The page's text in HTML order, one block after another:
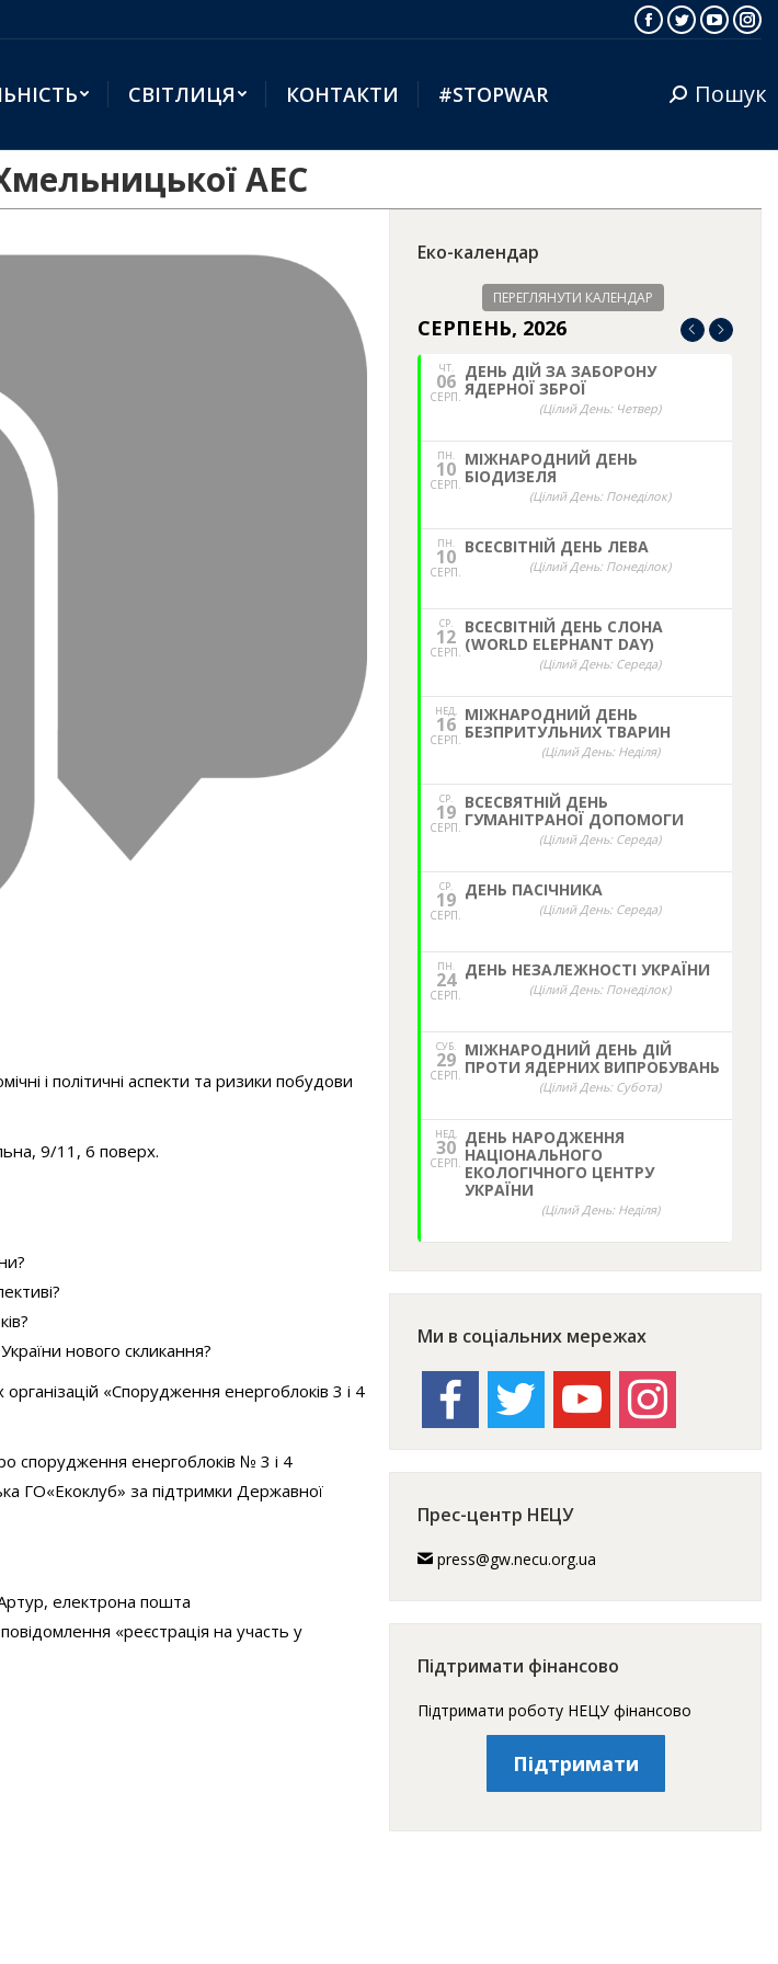
Facebook
Twitter
СВІТЛИЦЯ КОНТАКТИ #STOPWAR Search:Пошук
АЕС
і політичні аспекти та ризики побудови
9/11, 6 поверх.
нового скликання?
«Спорудження енергоблоків 3 і 4
спорудження енергоблоків № 3 і 4
ГО«Екоклуб» за підтримки Державної
електрона пошта
«реєстрація на участь у
Еко-календар
ПЕРЕГЛЯНУТИ КАЛЕНДАР
СЕРПЕНЬ, 2026
ЧТ.
06
СЕРП.
ДЕНЬ ДІЙ ЗА ЗАБОРОНУ
ЯДЕРНОЇ ЗБРОЇ
(Цілий День: Четвер)
ПН.
10
СЕРП.
МІЖНАРОДНИЙ ДЕНЬ
БІОДИЗЕЛЯ
(Цілий День: Понеділок)
ПН.
10
СЕРП.
ВСЕСВІТНІЙ ДЕНЬ ЛЕВА
(Цілий День: Понеділок)
СР.
12
СЕРП.
ВСЕСВІТНІЙ ДЕНЬ СЛОНА
(WORLD ELEPHANT DAY)
(Цілий День: Середа)
НЕД,
16
СЕРП.
МІЖНАРОДНИЙ ДЕНЬ
БЕЗПРИТУЛЬНИХ ТВАРИН
(Цілий День: Неділя)
СР.
19
СЕРП.
ВСЕСВЯТНІЙ ДЕНЬ
ГУМАНІТРАНОЇ ДОПОМОГИ
(Цілий День: Середа)
СР.
19
СЕРП.
ДЕНЬ ПАСІЧНИКА
(Цілий День: Середа)
ПН.
24
СЕРП.
ДЕНЬ НЕЗАЛЕЖНОСТІ УКРАЇНИ
(Цілий День: Понеділок)
СУБ.
29
СЕРП.
МІЖНАРОДНИЙ ДЕНЬ ДІЙ
ПРОТИ ЯДЕРНИХ ВИПРОБУВАНЬ
(Цілий День: Субота)
НЕД,
30
СЕРП.
ДЕНЬ НАРОДЖЕННЯ
НАЦІОНАЛЬНОГО
ЕКОЛОГІЧНОГО ЦЕНТРУ
УКРАЇНИ
(Цілий День: Неділя)
Ми в соціальних мережах
facebook twitter youtube instagram
Прес-центр НЕЦУ
press@gw.necu.org.ua
Підтримати фінансово
Підтримати роботу НЕЦУ фінансово
Підтримати